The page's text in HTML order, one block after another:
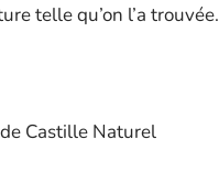
telle qu’on l’a trouvée.
Castille Naturel